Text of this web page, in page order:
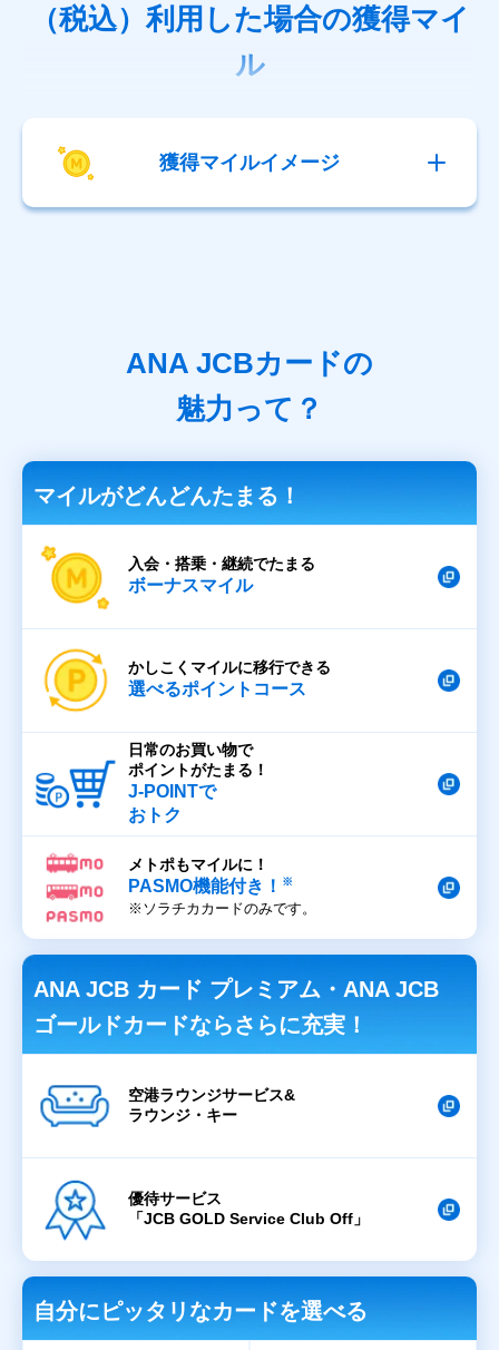
（税込）利用した場合の獲得マイ
ル
2026年4月時点情報
シーズンによって必要なマイル数は変更となる可能性があり、
ご利用時点の基準に準じます。
ANA JCB 一般カードにて「2マイルコース」選択時は、マイル
獲得マイルイメージ
ANA JCBカードの
魅力って？
マイルがどんどんたまる！
入会・搭乗・継続でたまる
ボーナスマイル
かしこくマイルに移行できる
選べるポイントコース
日常のお買い物で
ポイントがたまる！
J-POINTで
おトク
メトポもマイルに！
PASMO機能付き！ ※
※ソラチカカードのみです。
ANA JCB カード プレミアム・ ANA JCB
ゴールドカードならさらに充実！
空港ラウンジサービス&
ラウンジ・キー
優待サービス
「JCB GOLD Service Club Off」
自分にピッタリなカードを選べる